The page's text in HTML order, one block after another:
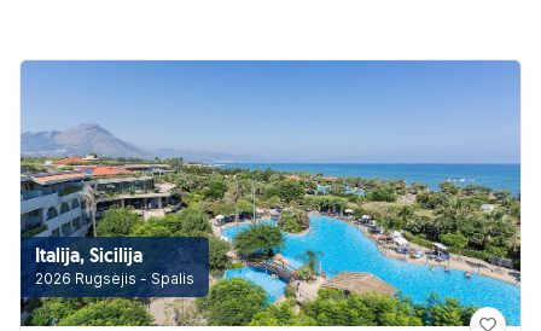
Italija, Sicilija
2026 Rugsėjis - Spalis